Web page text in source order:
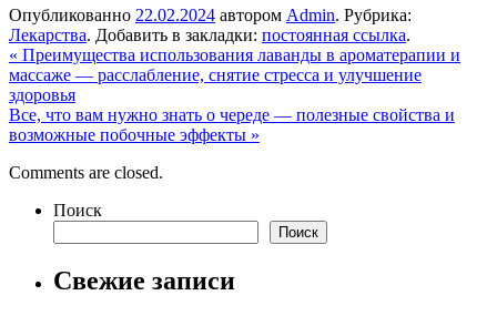
Опубликованно 22.02.2024 автором Admin. Рубрика:
Лекарства. Добавить в закладки: постоянная ссылка.
« Преимущества использования лаванды в ароматерапии и
массаже — расслабление, снятие стресса и улучшение
здоровья
Все, что вам нужно знать о череде — полезные свойства и
возможные побочные эффекты »
Comments are closed.
Поиск
Поиск
Свежие записи